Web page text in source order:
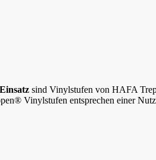
sind Vinylstufen von HAFA
Vinylstufen entsprechen einer